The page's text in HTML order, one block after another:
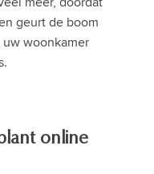
geurt de boom
woonkamer
online